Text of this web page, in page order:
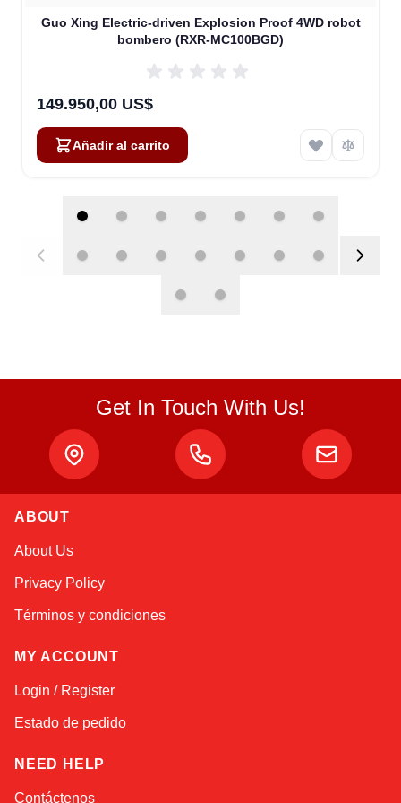
Guo Xing Electric-driven Explosion Proof 4WD robot
bombero (RXR-MC100BGD)
149.950,00 US$
Añadir al carrito
Get In Touch With Us!
ABOUT
About Us
Privacy Policy
Términos y condiciones
MY ACCOUNT
Login / Register
Estado de pedido
NEED HELP
Contáctenos
Atlas
Online — robotics specialist